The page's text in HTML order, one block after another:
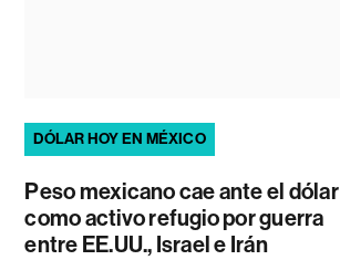
DÓLAR HOY EN MÉXICO
Peso mexicano cae ante el dólar
como activo refugio por guerra
entre EE.UU., Israel e Irán